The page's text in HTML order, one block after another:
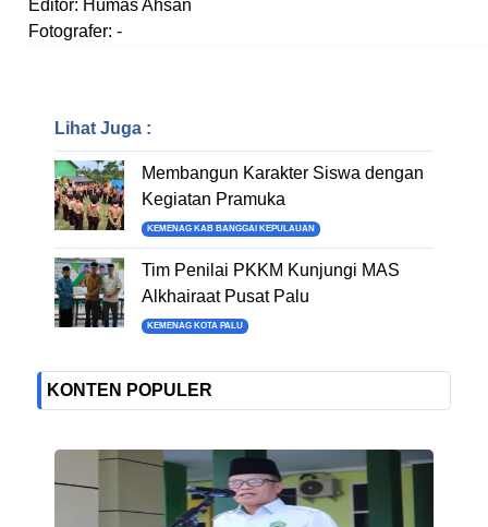
Editor: Humas Ahsan
Fotografer: -
Lihat Juga :
Membangun Karakter Siswa dengan
Kegiatan Pramuka
KEMENAG KAB BANGGAI KEPULAUAN
Tim Penilai PKKM Kunjungi MAS
Alkhairaat Pusat Palu
KEMENAG KOTA PALU
KONTEN POPULER